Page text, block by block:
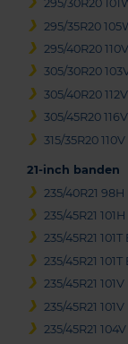
295/30R20
295/35R20
295/40R20
305/30R20
305/40R20
305/45R20
315/35R20
21-inch banden
235/40R21
235/45R21
235/45R21
235/45R21
235/45R21
235/45R21
235/45R21